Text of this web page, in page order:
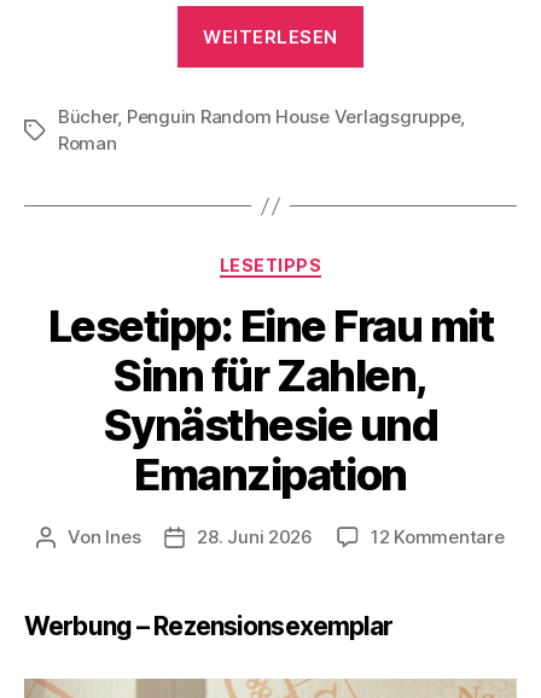
WEITERLESEN
Leben
Schlagwörter
Bücher, Penguin Random House Verlagsgruppe,
Roman
Kategorien
LESETIPPS
Lesetipp: Eine Frau mit
Sinn für Zahlen,
Synästhesie und
Emanzipation
Beitragsautor
Von Ines Veröffentlichungsdatum
28. Juni 2026 12 Kommentarezu
Werbung – Rezensionsexemplar